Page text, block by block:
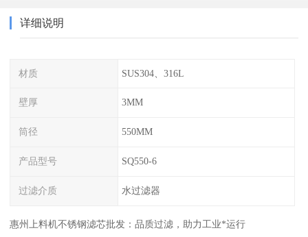
详细说明
材质 SUS304、316L
壁厚 3MM
筒径 550MM
产品型号 SQ550-6
过滤介质 水过滤器
惠州上料机不锈钢滤芯批发：品质过滤，助力工业*运行